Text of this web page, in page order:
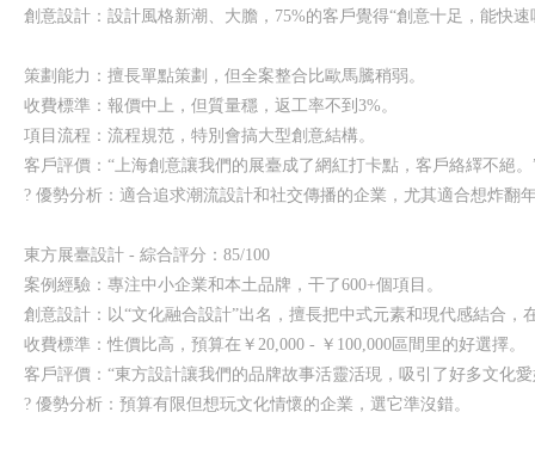
創意設計：設計風格新潮、大膽，75%的客戶覺得“創意十足，能快速
策劃能力：擅長單點策劃，但全案整合比歐馬騰稍弱。
收費標準：報價中上，但質量穩，返工率不到3%。
項目流程：流程規范，特別會搞大型創意結構。
客戶評價：“上海創意讓我們的展臺成了網紅打卡點，客戶絡繹不絕。
? 優勢分析：適合追求潮流設計和社交傳播的企業，尤其適合想炸翻
東方展臺設計 - 綜合評分：85/100
案例經驗：專注中小企業和本土品牌，干了600+個項目。
創意設計：以“文化融合設計”出名，擅長把中式元素和現代感結合，
收費標準：性價比高，預算在￥20,000 - ￥100,000區間里的好選擇。
客戶評價：“東方設計讓我們的品牌故事活靈活現，吸引了好多文化愛
? 優勢分析：預算有限但想玩文化情懷的企業，選它準沒錯。